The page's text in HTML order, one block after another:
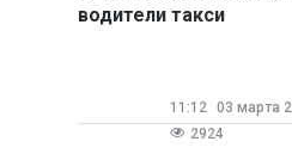
водители такси
11:12 03 марта
2924